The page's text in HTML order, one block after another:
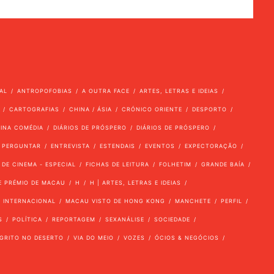
ANTROPOFOBIAS A OUTRA FACE ARTES, LETRAS E IDEIAS
CARTOGRAFIAS CHINA / ÁSIA CRÓNICO ORIENTE DESPORTO
COMÉDIA DIÁRIOS DE PRÓSPERO DIÁRIOS DE PRÓSPERO
ENTREVISTA ESTENDAIS EVENTOS EXPECTORAÇÃO
CINEMA - ESPECIAL FICHAS DE LEITURA FOLHETIM GRANDE BAÍA
PRÉMIO DE MACAU H H | ARTES, LETRAS E IDEIAS
INTERNACIONAL MACAU VISTO DE HONG KONG MANCHETE PERFIL
POLÍTICA REPORTAGEM SEXANÁLISE SOCIEDADE
NO DESERTO VIA DO MEIO VOZES ÓCIOS & NEGÓCIOS